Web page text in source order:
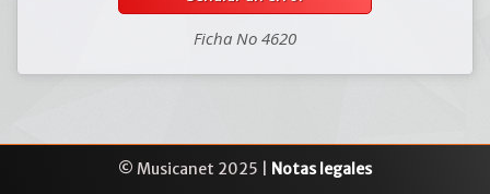
Ficha No 4620
© Musicanet 2025 | Notas legales